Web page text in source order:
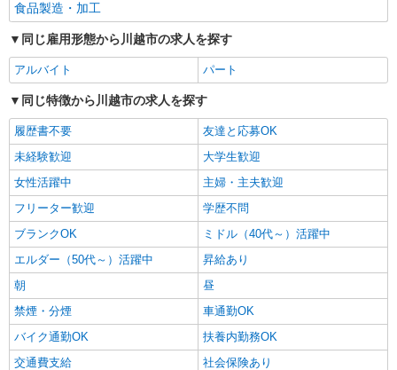
アルバイト
マミーマート鮮魚加工センター
食品工場での鮮魚パック詰め・加工スタッフ
＜アルバイト＞ 時給1180円〜※大学生OK、高
は時給100円ＵＰ！
埼玉県川越市大字大袋650番地（川越市場内）
西武新宿線「南大塚駅」より徒歩28分 車・バイ
ク・自転車通勤可（無料駐車場あり）
キープ
正社員
くらづくり本舗 第三工場
キャリアを育てる和菓子製造スタッフ
月給186,000円〜230,000円 ※経験等により相
食品製造・加工
同じ雇用形態から川越市の求人を探す
アルバイト パート
同じ特徴から川越市の求人を探す
履歴書不要
友達と応募OK
未経験歓迎
大学生歓迎
女性活躍中
主婦・主夫歓迎
フリーター歓迎
学歴不問
ブランクOK
ミドル（40代～）活躍中
エルダー（50代～）活躍中
昇給あり
朝
昼
禁煙・分煙
車通勤OK
バイク通勤OK
扶養内勤務OK
交通費支給
社会保険あり